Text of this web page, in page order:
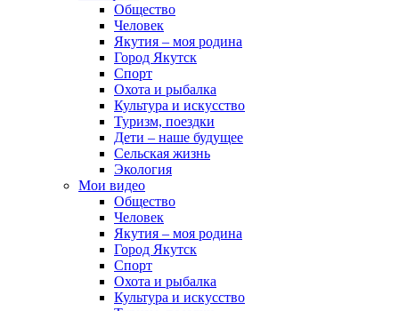
Общество
Человек
Якутия – моя родина
Город Якутск
Спорт
Охота и рыбалка
Культура и искусство
Туризм, поездки
Дети – наше будущее
Сельская жизнь
Экология
Мои видео
Общество
Человек
Якутия – моя родина
Город Якутск
Спорт
Охота и рыбалка
Культура и искусство